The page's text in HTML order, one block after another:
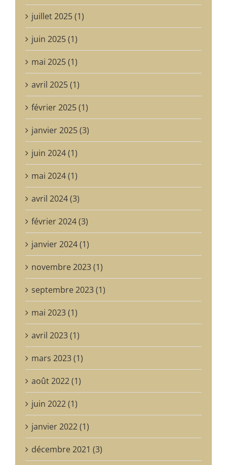
juillet 2025 (1)
juin 2025 (1)
mai 2025 (1)
avril 2025 (1)
février 2025 (1)
janvier 2025 (3)
juin 2024 (1)
mai 2024 (1)
avril 2024 (3)
février 2024 (3)
janvier 2024 (1)
novembre 2023 (1)
septembre 2023 (1)
mai 2023 (1)
avril 2023 (1)
mars 2023 (1)
août 2022 (1)
juin 2022 (1)
janvier 2022 (1)
décembre 2021 (3)